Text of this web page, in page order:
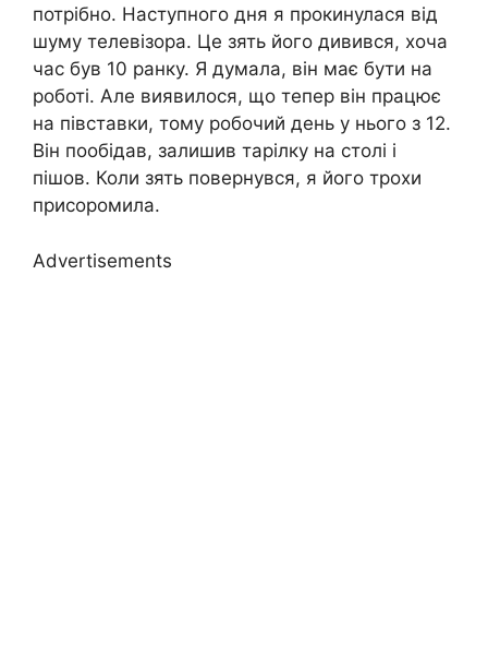
потрібно. Наступного дня я прокинулася від
шуму телевізора. Це зять його дивився, хоча
час був 10 ранку. Я думала, він має бути на
роботі. Але виявилося, що тепер він працює
на півставки, тому робочий день у нього з 12.
Він пообідав, залишив тарілку на столі і
пішов. Коли зять повернувся, я його трохи
присоромила.
Advertisements